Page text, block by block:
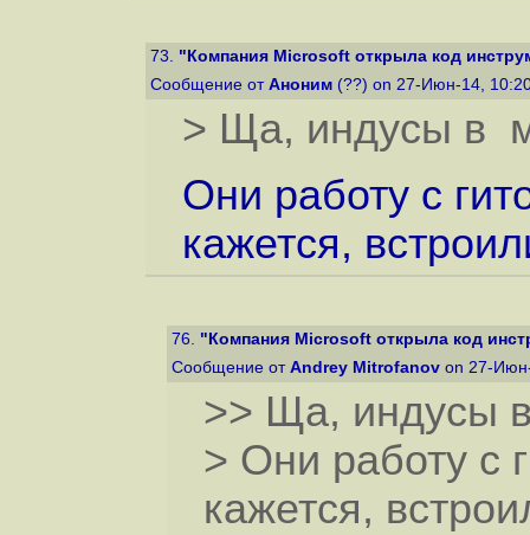
73. "Компания Microsoft открыла код
Сообщение от Аноним (??) on 27-Июн-14,
> Ща, индусы в
Они работу с
кажется,
76. "Компания Microsoft открыла код
Сообщение от Andrey Mitrofanov on 27-
>> Ща, индусы
> Они работу с
кажется,